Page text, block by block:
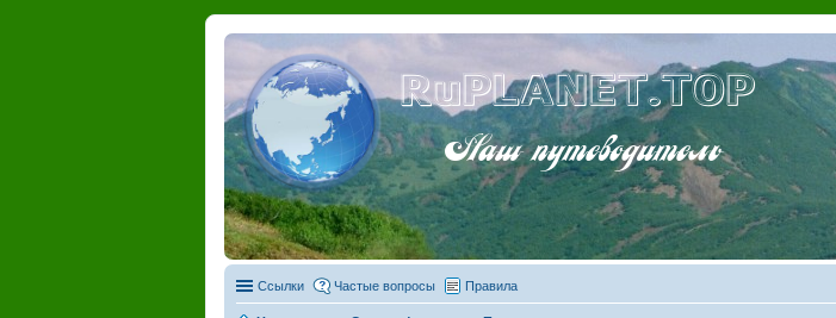
RuPLANET.TOP
Наш путеводитель
Ссылки Частые вопросы Правила